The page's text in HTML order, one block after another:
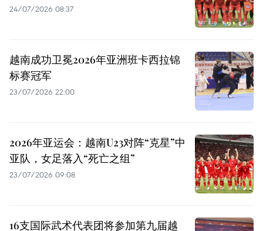
24/07/2026 08:37
越南成功卫冕2026年亚洲班卡西拉锦
标赛冠军
23/07/2026 22:00
2026年亚运会：越南U23对阵“克星”中
亚队，女足落入“死亡之组”
23/07/2026 09:08
16支国际武术代表团将参加第九届越